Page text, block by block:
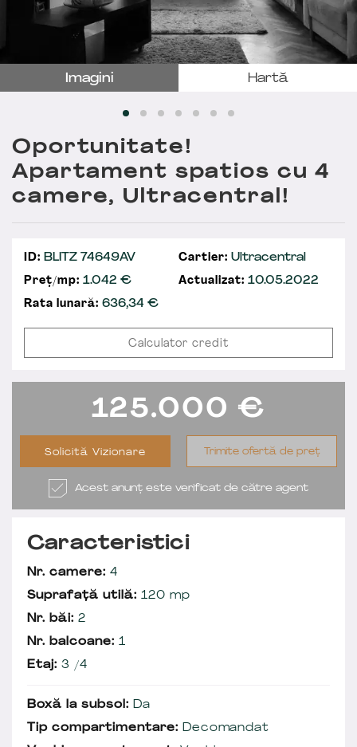
Imagini Hartă
Oportunitate!
Apartament spatios cu 4
camere, Ultracentral!
ID: BLITZ 74649AV Cartier: Ultracentral
Preț/mp: 1.042 € Actualizat: 10.05.2022
Rata lunară: 636,34 €
Calculator credit
125.000 €
Solicită Vizionare Trimite ofertă de preț
Acest anunț este verificat de către agent
Caracteristici
Nr. camere: 4
Suprafață utilă: 120 mp
Nr. băi: 2
Nr. balcoane: 1
Etaj: 3 /4
Boxă la subsol: Da
Tip compartimentare: Decomandat